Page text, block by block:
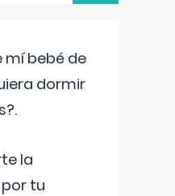
mí bebé de
dormir
la
tu